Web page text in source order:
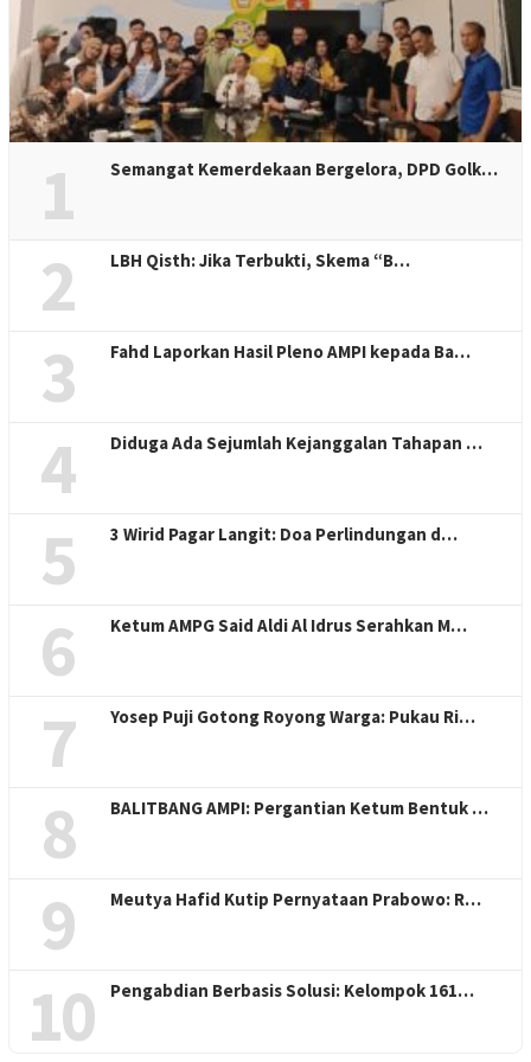
1 Semangat Kemerdekaan Bergelora, DPD Golk…
2 LBH Qisth: Jika Terbukti, Skema “B…
3 Fahd Laporkan Hasil Pleno AMPI kepada Ba…
4 Diduga Ada Sejumlah Kejanggalan Tahapan …
5 3 Wirid Pagar Langit: Doa Perlindungan d…
6 Ketum AMPG Said Aldi Al Idrus Serahkan M…
7 Yosep Puji Gotong Royong Warga: Pukau Ri…
8 BALITBANG AMPI: Pergantian Ketum Bentuk …
9 Meutya Hafid Kutip Pernyataan Prabowo: R…
10 Pengabdian Berbasis Solusi: Kelompok 161…